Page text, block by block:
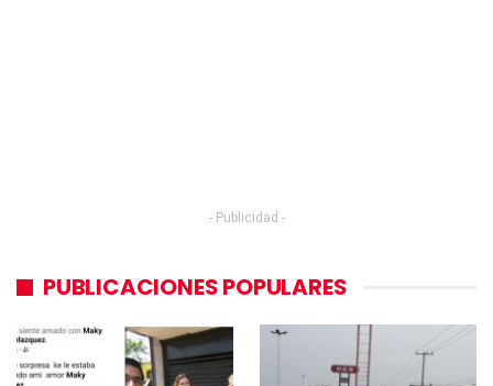
- Publicidad -
PUBLICACIONES POPULARES